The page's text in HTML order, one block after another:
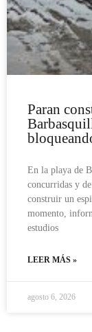
Paran
En la playa de
concurridas y
construir un
momento,
estudios
LEER MÁS »
agosto 6, 2026